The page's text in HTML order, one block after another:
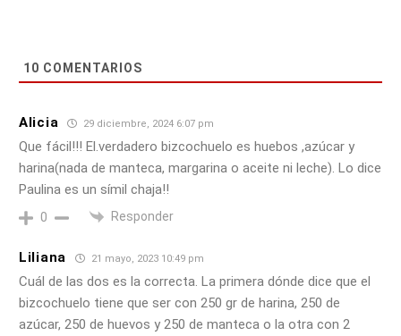
10 COMENTARIOS
Alicia 29 diciembre, 2024 6:07 pm
Que fácil!!! El.verdadero bizcochuelo es huebos ,azúcar y
harina(nada de manteca, margarina o aceite ni leche). Lo dice
Paulina es un símil chaja!!
0 Responder
Liliana 21 mayo, 2023 10:49 pm
Cuál de las dos es la correcta. La primera dónde dice que el
bizcochuelo tiene que ser con 250 gr de harina, 250 de
azúcar, 250 de huevos y 250 de manteca o la otra con 2